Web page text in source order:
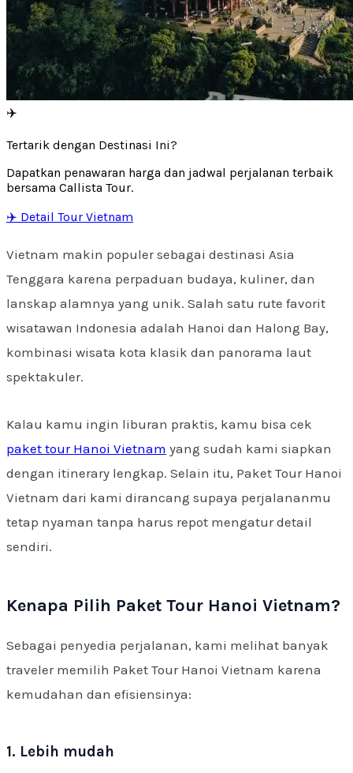
✈️
Tertarik dengan Destinasi Ini?
Dapatkan penawaran harga dan jadwal perjalanan terbaik
bersama Callista Tour.
✈️ Detail Tour Vietnam
Vietnam makin populer sebagai destinasi Asia
Tenggara karena perpaduan budaya, kuliner, dan
lanskap alamnya yang unik. Salah satu rute favorit
wisatawan Indonesia adalah Hanoi dan Halong Bay,
kombinasi wisata kota klasik dan panorama laut
spektakuler.
Kalau kamu ingin liburan praktis, kamu bisa cek
paket tour Hanoi Vietnam yang sudah kami siapkan
dengan itinerary lengkap. Selain itu, Paket Tour Hanoi
Vietnam dari kami dirancang supaya perjalananmu
tetap nyaman tanpa harus repot mengatur detail
sendiri.
Kenapa Pilih Paket Tour Hanoi Vietnam?
Sebagai penyedia perjalanan, kami melihat banyak
traveler memilih Paket Tour Hanoi Vietnam karena
kemudahan dan efisiensinya:
1. Lebih mudah